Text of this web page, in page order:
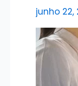
junho 22,